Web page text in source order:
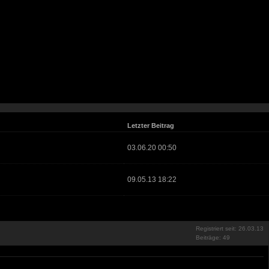
Letzter Beitrag
03.06.20 00:50
09.05.13 18:22
Registriert seit: 26.03.13
Beiträge: 49